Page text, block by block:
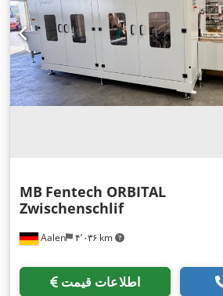
Aalen ۴٬۰۳۶ km
MB Fentech ORBITAL
Zwischenschlif
اطلاعات قیمت